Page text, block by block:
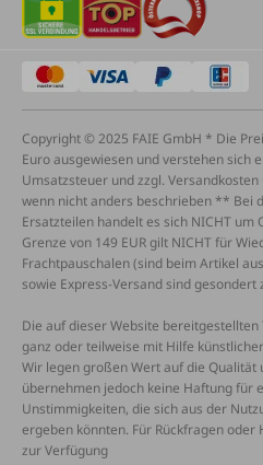
Copyright © 2025 FAIE GmbH * Die
Euro ausgewiesen und verstehen sich
Umsatzsteuer und zzgl.
wenn nicht anders beschrieben ** Bei
Ersatzteilen handelt es sich NICHT um
Grenze von 149 EUR gilt NICHT für
Frachtpauschalen (sind beim Artikel
sowie Express-Versand sind gesondert
Die auf dieser Website bereitgestellten
ganz oder teilweise mit Hilfe
Wir legen großen Wert auf die Qualität
übernehmen jedoch keine Haftung für
Unstimmigkeiten, die sich aus der
ergeben könnten. Für Rückfragen
zur Verfügung